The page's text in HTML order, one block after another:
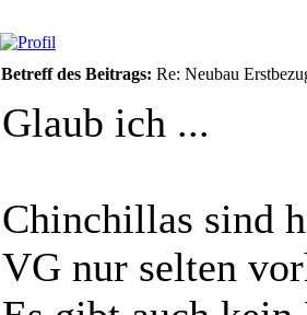
Betreff des Beitrags: Re: Neubau
Glaub ich ...
Chinchillas sind
VG nur selten